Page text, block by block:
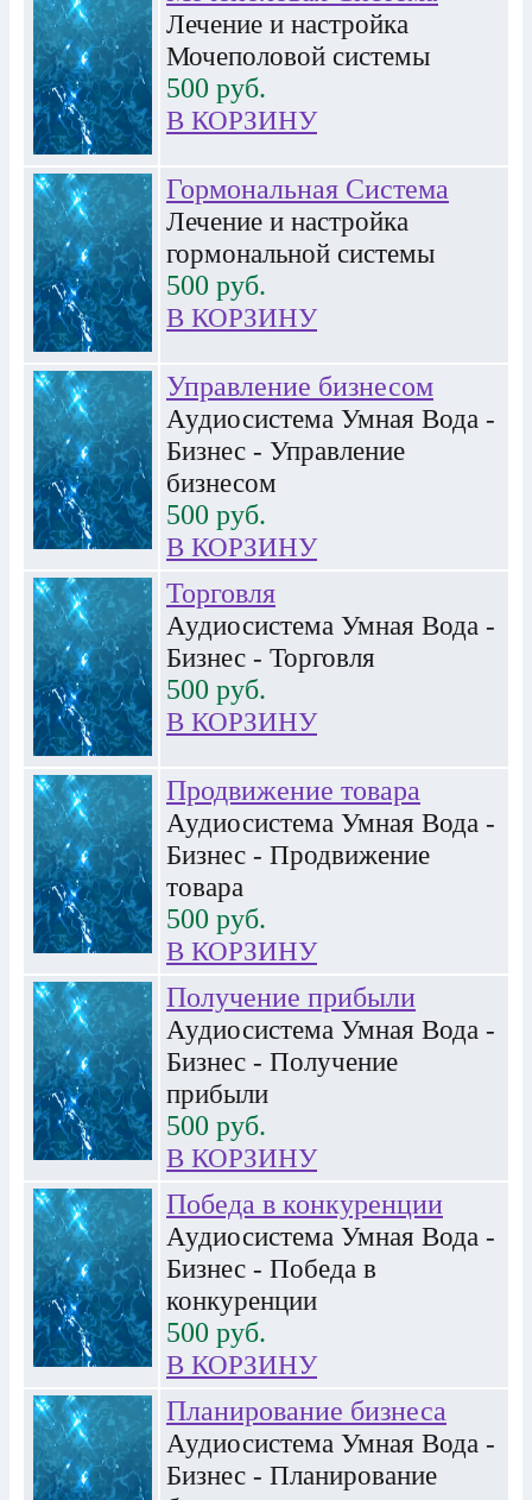
Лечение и настройка
Мочеполовой системы
500 руб.
В КОРЗИНУ
Гормональная Система
Лечение и настройка
гормональной системы
500 руб.
В КОРЗИНУ
Управление бизнесом
Аудиосистема Умная Вода -
Бизнес - Управление
бизнесом
500 руб.
В КОРЗИНУ
Торговля
Аудиосистема Умная Вода -
Бизнес - Торговля
500 руб.
В КОРЗИНУ
Продвижение товара
Аудиосистема Умная Вода -
Бизнес - Продвижение
товара
500 руб.
В КОРЗИНУ
Получение прибыли
Аудиосистема Умная Вода -
Бизнес - Получение
прибыли
500 руб.
В КОРЗИНУ
Победа в конкуренции
Аудиосистема Умная Вода -
Бизнес - Победа в
конкуренции
500 руб.
В КОРЗИНУ
Планирование бизнеса
Аудиосистема Умная Вода -
Бизнес - Планирование